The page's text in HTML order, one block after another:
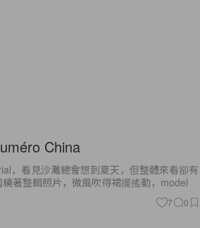
China
，看見沙灘總會想到夏天，但整體來看卻有
著整輯照片，微風吹得裙擺搖動，model
7 0